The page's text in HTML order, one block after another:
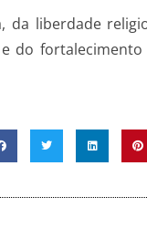
liberdade
do